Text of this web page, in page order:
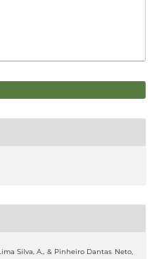
Silva, A., & Pinheiro Dantas Neto,